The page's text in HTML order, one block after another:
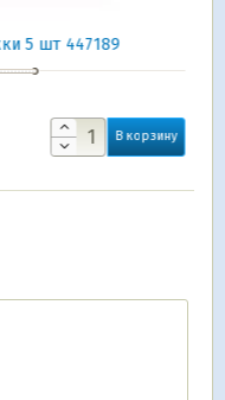
5 шт 447189
В корзину